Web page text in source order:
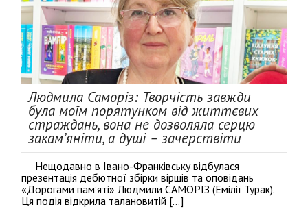
Людмила Саморіз: Творчість завжди
була моїм порятунком від життєвих
страждань, вона не дозволяла серцю
закам’яніти, а душі – зачерствіти
Нещодавно в Івано-Франківську відбулася
презентація дебютної збірки віршів та оповідань
«Дорогами пам’яті» Людмили САМОРІЗ (Емілії Турак).
Ця подія відкрила талановитій […]